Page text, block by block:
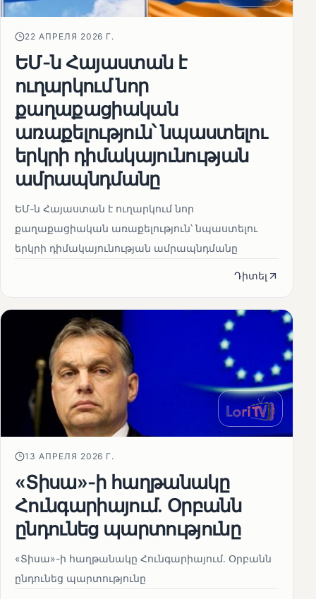
22 АПРЕЛЯ 2026 Г.
ԵՄ-ն Հայաստան է
ուղարկում նոր
քաղաքացիական
առաքելություն՝ նպաստելու
երկրի դիմակայունության
ամրապնդմանը
ԵՄ-ն Հայաստան է ուղարկում նոր
քաղաքացիական առաքելություն՝ նպաստելու
երկրի դիմակայունության ամրապնդմանը
Դիտել
13 АПРЕЛЯ 2026 Г.
«Տիսա»-ի հաղթանակը
Հունգարիայում․ Օրբանն
ընդունեց պարտությունը
«Տիսա»-ի հաղթանակը Հունգարիայում․ Օրբանն
ընդունեց պարտությունը